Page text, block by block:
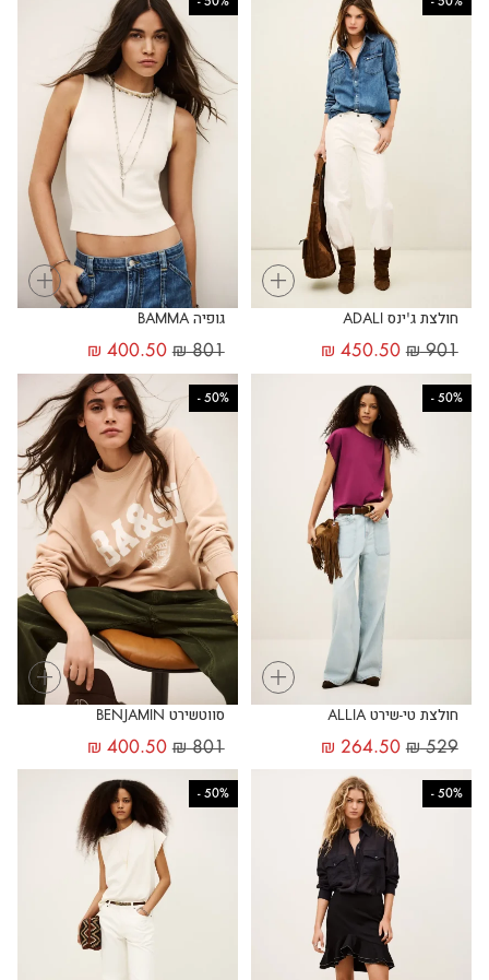
+
חולצת ג'ינס ADALI
₪901
₪ 450.50
+
גופיה BAMMA
₪801
₪ 400.50
+
50%
-
חולצת טי-שירט ALLIA
₪529
₪ 264.50
+
50%
-
סווטשירט BENJAMIN
₪801
₪ 400.50
50%
-
50%
-